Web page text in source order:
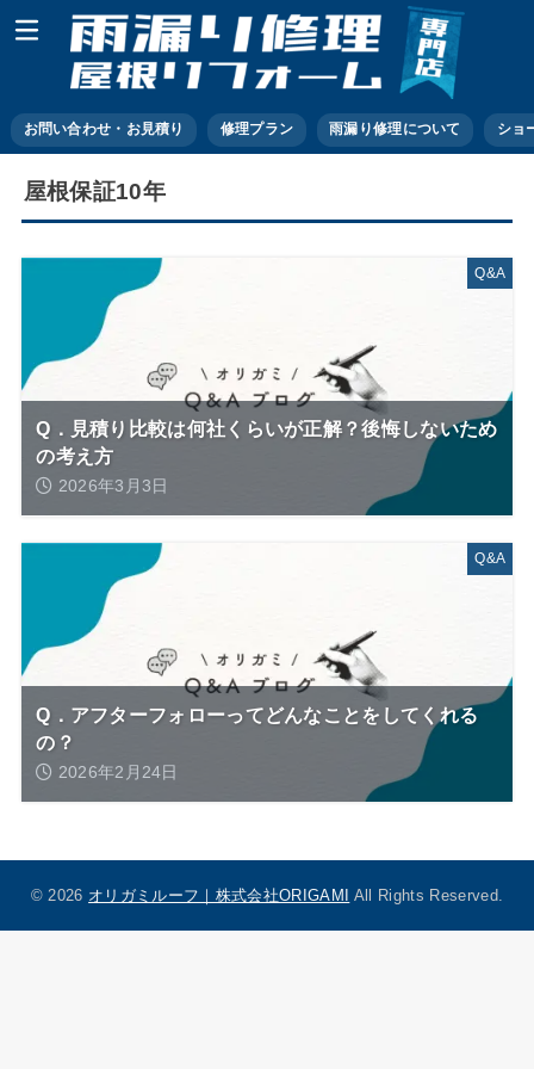
お問い合わせ・お見積り 修理プラン 雨漏り修理について ショ
屋根保証10年
Q&A
Q．見積り比較は何社くらいが正解？後悔しないため
の考え方
2026年3月3日
Q&A
Q．アフターフォローってどんなことをしてくれる
の？
2026年2月24日
© 2026 オリガミルーフ｜株式会社ORIGAMI All Rights Reserved.